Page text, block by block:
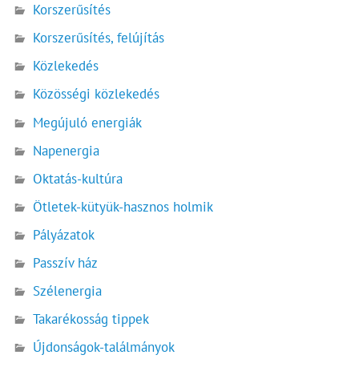
Korszerűsítés
Korszerűsítés, felújítás
Közlekedés
Közösségi közlekedés
Megújuló energiák
Napenergia
Oktatás-kultúra
Ötletek-kütyük-hasznos holmik
Pályázatok
Passzív ház
Szélenergia
Takarékosság tippek
Újdonságok-találmányok